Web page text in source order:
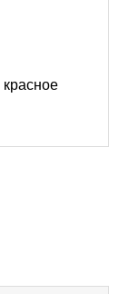
красное